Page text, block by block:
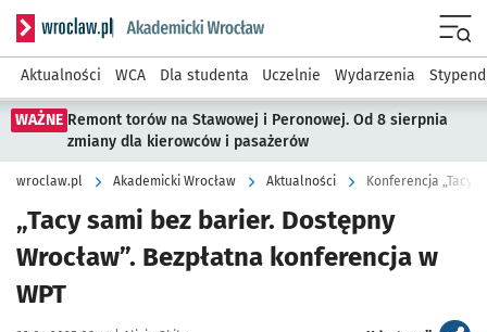
Serwis informacyjny wroclaw.pl podserwis: Akademicki
Aktualności WCA Dla studenta Uczelnie Wydarzenia
WAŻNE Remont torów na Stawowej i Peronowej. Od 8 sierpnia
zmiany dla kierowców i pasażerów
wroclaw.pl Akademicki Wrocław Aktualności Konferencja „Tacy
„Tacy sami bez barier. Dostępny
Wrocław”. Bezpłatna konferencja w
WPT